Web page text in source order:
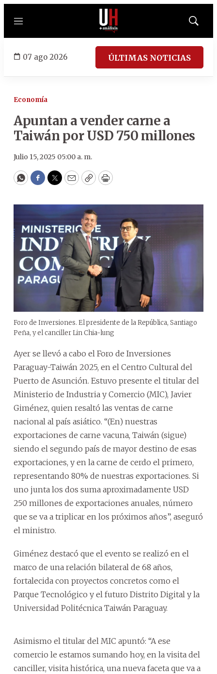
Menú
Mostrar
07 ago 2026 ÚLTIMAS NOTICIAS
Economía
Apuntan a vender carne a
Taiwán por USD 750 millones
Julio 15, 2025 05:00 a. m.
WhatsApp
Facebook
Twitter
EmailCopyPrint
Foro de Inversiones. El presidente de la República, Santiago
Peña, y el canciller Lin Chia-lung
Ayer se llevó a cabo el Foro de Inversiones
Paraguay-Taiwán 2025, en el Centro Cultural del
Puerto de Asunción. Estuvo presente el titular del
Ministerio de Industria y Comercio (MIC), Javier
Giménez, quien resaltó las ventas de carne
nacional al país asiático. “(En) nuestras
exportaciones de carne vacuna, Taiwán (sigue)
siendo el segundo país de mayor destino de esas
exportaciones, y en la carne de cerdo el primero,
representando 80% de nuestras exportaciones. Si
uno junta los dos suma aproximadamente USD
250 millones de exportaciones anuales, número
que se va a triplicar en los próximos años”, aseguró
el ministro.
Giménez destacó que el evento se realizó en el
marco de una relación bilateral de 68 años,
fortalecida con proyectos concretos como el
Parque Tecnológico y el futuro Distrito Digital y la
Universidad Politécnica Taiwán Paraguay.
Asimismo el titular del MIC apuntó: “A ese
comercio le estamos sumando hoy, en la visita del
canciller, visita histórica, una nueva faceta que va a